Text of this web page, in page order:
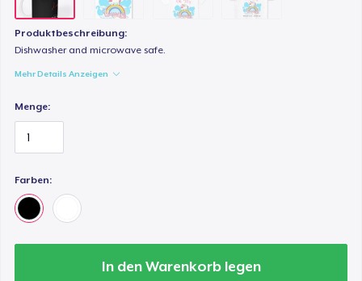
Produktbeschreibung:
Dishwasher and microwave safe.
Mehr Details Anzeigen
Menge:
Farben:
In den Warenkorb legen